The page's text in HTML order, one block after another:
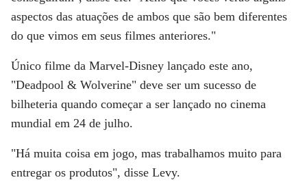
aspectos das atuações de ambos que são bem diferentes
do que vimos em seus filmes anteriores."
Único filme da Marvel-Disney lançado este ano,
"Deadpool & Wolverine" deve ser um sucesso de
bilheteria quando começar a ser lançado no cinema
mundial em 24 de julho.
"Há muita coisa em jogo, mas trabalhamos muito para
entregar os produtos", disse Levy.